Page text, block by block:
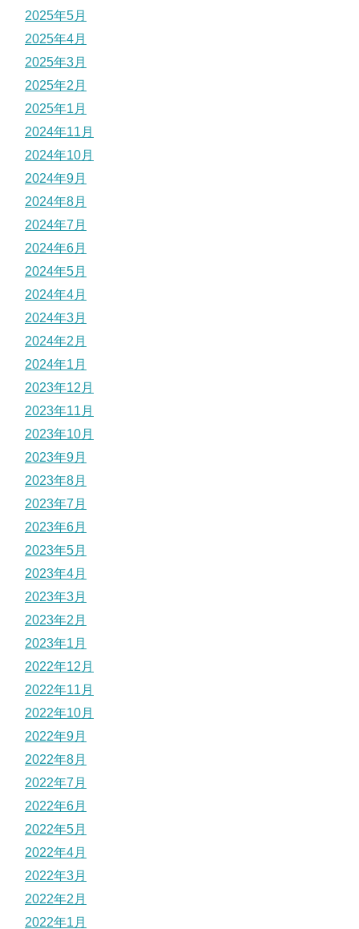
2025年5月
2025年4月
2025年3月
2025年2月
2025年1月
2024年11月
2024年10月
2024年9月
2024年8月
2024年7月
2024年6月
2024年5月
2024年4月
2024年3月
2024年2月
2024年1月
2023年12月
2023年11月
2023年10月
2023年9月
2023年8月
2023年7月
2023年6月
2023年5月
2023年4月
2023年3月
2023年2月
2023年1月
2022年12月
2022年11月
2022年10月
2022年9月
2022年8月
2022年7月
2022年6月
2022年5月
2022年4月
2022年3月
2022年2月
2022年1月